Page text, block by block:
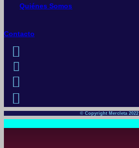
Quiénes Somos
Contacto
© Copyright Mercleta 2022